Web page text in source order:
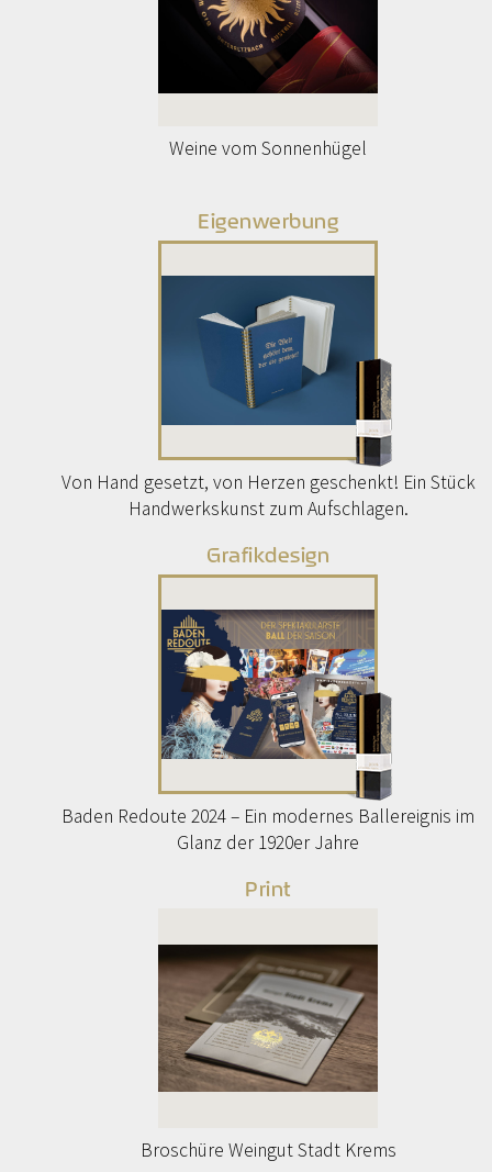
Weine vom Sonnenhügel
Eigenwerbung
Von Hand gesetzt, von Herzen geschenkt! Ein Stück
Handwerkskunst zum Aufschlagen.
Grafikdesign
Baden Redoute 2024 – Ein modernes Ballereignis im
Glanz der 1920er Jahre
Print
Broschüre Weingut Stadt Krems